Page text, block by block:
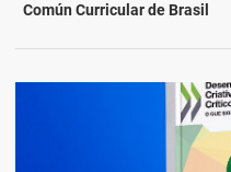
Común Curricular de Brasil